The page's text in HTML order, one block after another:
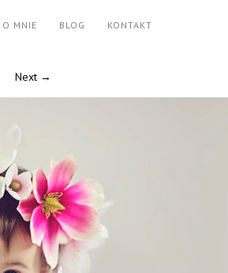
O MNIE BLOG KONTAKT
Next →